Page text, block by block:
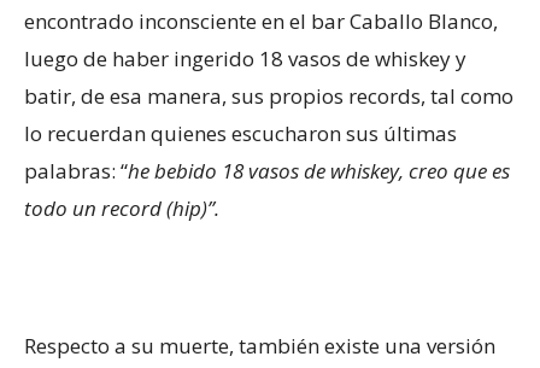
encontrado inconsciente en el bar Caballo Blanco,
luego de haber ingerido 18 vasos de whiskey y
batir, de esa manera, sus propios records, tal como
lo recuerdan quienes escucharon sus últimas
palabras: “he bebido 18 vasos de whiskey, creo que es
todo un record (hip)”.
Respecto a su muerte, también existe una versión